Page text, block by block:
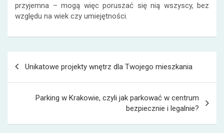
przyjemna – mogą więc poruszać się nią wszyscy, bez
względu na wiek czy umiejętności.
Unikatowe projekty wnętrz dla Twojego mieszkania
Parking w Krakowie, czyli jak parkować w centrum
bezpiecznie i legalnie?